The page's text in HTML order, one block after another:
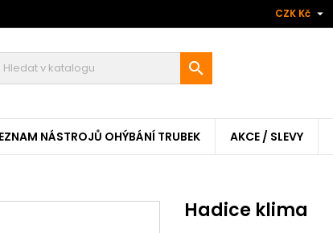
CZK Kč 

NÁSTROJŮ OHÝBÁNÍ TRUBEK AKCE / SLEVY
Hadice klima